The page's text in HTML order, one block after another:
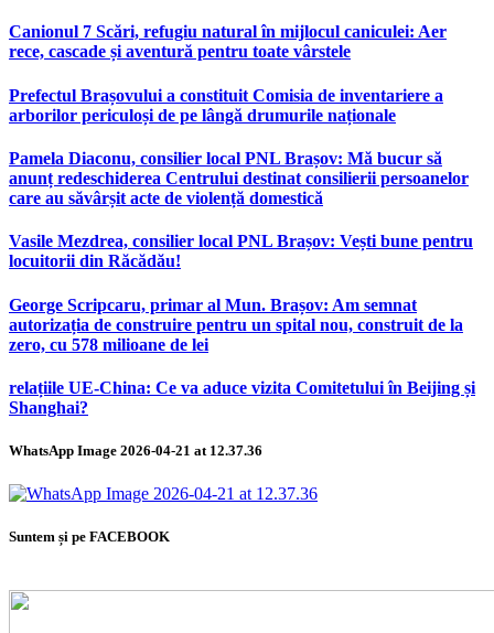
Canionul 7 Scări, refugiu natural în mijlocul caniculei: Aer
rece, cascade și aventură pentru toate vârstele
Prefectul Brașovului a constituit Comisia de inventariere a
arborilor periculoși de pe lângă drumurile naționale
Pamela Diaconu, consilier local PNL Brașov: Mă bucur să
anunț redeschiderea Centrului destinat consilierii persoanelor
care au săvârșit acte de violență domestică
Vasile Mezdrea, consilier local PNL Brașov: Vești bune pentru
locuitorii din Răcădău!
George Scripcaru, primar al Mun. Brașov: Am semnat
autorizația de construire pentru un spital nou, construit de la
zero, cu 578 milioane de lei
relațiile UE-China: Ce va aduce vizita Comitetului în Beijing și
Shanghai?
WhatsApp Image 2026-04-21 at 12.37.36
Suntem și pe FACEBOOK